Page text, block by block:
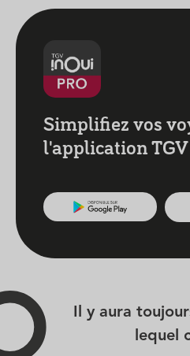
Simplifiez vos
l'application TGV
lequel